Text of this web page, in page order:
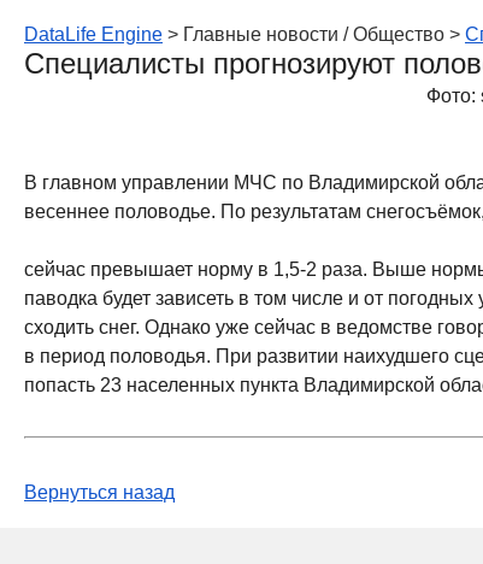
DataLife Engine > Главные новости / Общество >
Специалисты прогнозируют
Фото:
В главном управлении МЧС по Владимирской
весеннее половодье. По результатам
сейчас превышает норму в 1,5-2 раза. Выше
паводка будет зависеть в том числе и от
сходить снег. Однако уже сейчас в ведомстве
в период половодья. При развитии наихудшего
попасть 23 населенных пункта Владимирской
Вернуться назад